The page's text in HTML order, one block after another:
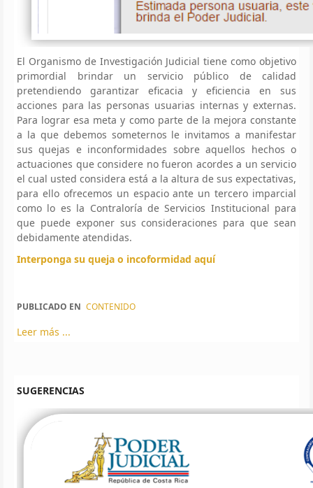
El Organismo de Investigación Judicial tiene como objetivo
primordial brindar un servicio público de calidad
pretendiendo garantizar eficacia y eficiencia en sus
acciones para las personas usuarias internas y externas.
Para lograr esa meta y como parte de la mejora constante
a la que debemos someternos le invitamos a manifestar
sus quejas e inconformidades sobre aquellos hechos o
actuaciones que considere no fueron acordes a un servicio
el cual usted considera está a la altura de sus expectativas,
para ello ofrecemos un espacio ante un tercero imparcial
como lo es la Contraloría de Servicios Institucional para
que puede exponer sus consideraciones para que sean
debidamente atendidas.
Interponga su queja o incoformidad aquí
PUBLICADO EN CONTENIDO
Leer más ...
SUGERENCIAS